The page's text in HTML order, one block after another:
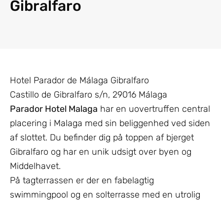
Gibralfaro
Hotel Parador de Málaga Gibralfaro
Castillo de Gibralfaro s/n, 29016 Málaga
Parador Hotel Malaga har en uovertruffen central
placering i Malaga med sin beliggenhed ved siden
af slottet. Du befinder dig på toppen af bjerget
Gibralfaro og har en unik udsigt over byen og
Middelhavet.
På tagterrassen er der en fabelagtig
swimmingpool og en solterrasse med en utrolig